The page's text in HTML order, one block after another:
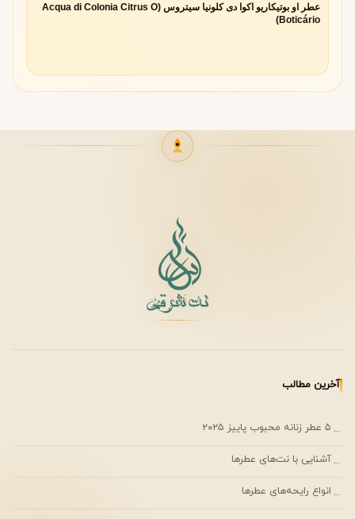
عطر او بوتیکاریو اکوا دی کلونیا سیتروس (Acqua di Colonia Citrus O
Boticário)
آخرین مطالب
← ۵ عطر زنانه محبوب پاییز ۲۰۲۵
←آشنایی با نت‌های عطرها
← انواع رایحه‌های عطرها